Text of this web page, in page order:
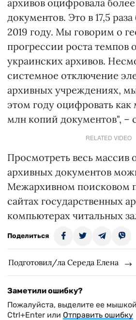
архивов оцифровала
документов. Это в 17,5
2019 году. Мы говорим о
прогрессии роста темпов
украинских архивов.
системное отключение
архивных учреждениях,
этом году оцифровать
млн копий документов", –
RELATED VIDEO
Просмотреть весь массив
архивных документов
Межархивном поисковом
сайтах государственных
компьютерах читальных
Поделиться
Подготовил/ла Середа Елена
Заметили ошибку?
Пожалуйста, выделите ее
Ctrl+Enter или Отправить ошибку